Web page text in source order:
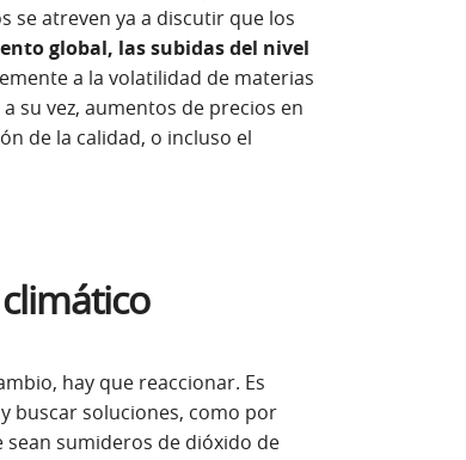
se atreven ya a discutir que los
global, las subidas del nivel
a la volatilidad de materias
su vez, aumentos de precios en
de la calidad, o incluso el
hay que reaccionar. Es
buscar soluciones, como por
sean sumideros de dióxido de